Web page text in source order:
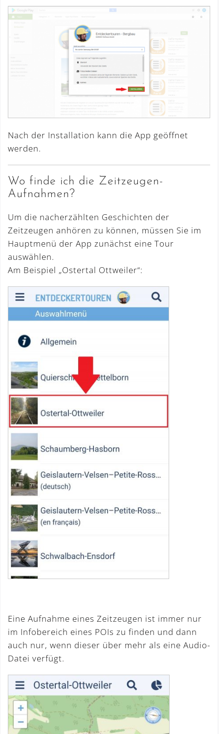
Nach der Installation kann die App geöffnet
werden.
Wo finde ich die Zeitzeugen-
Aufnahmen?
Um die nacherzählten Geschichten der
Zeitzeugen anhören zu können, müssen Sie im
Hauptmenü der App zunächst eine Tour
auswählen.
Am Beispiel „Ostertal Ottweiler“:
Eine Aufnahme eines Zeitzeugen ist immer nur
im Infobereich eines POIs zu finden und dann
auch nur, wenn dieser über mehr als eine Audio-
Datei verfügt.